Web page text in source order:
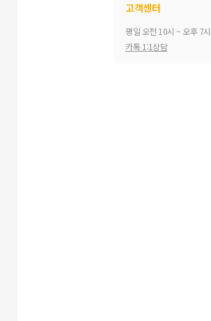
고객센터
평일 오전 10시 ~ 오후 7시
카톡 1:1상담